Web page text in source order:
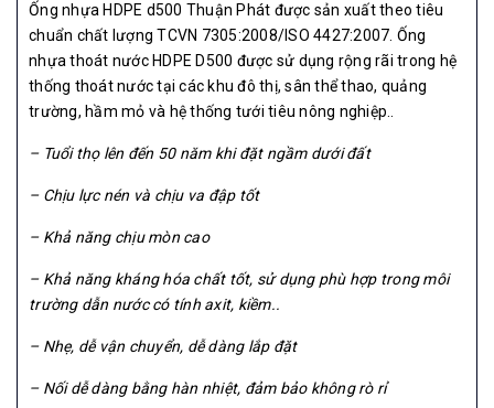
Ống nhựa HDPE d500 Thuận Phát được sản xuất theo tiêu
chuẩn chất lượng TCVN 7305:2008/ISO 4427:2007. Ống
nhựa thoát nước HDPE D500 được sử dụng rộng rãi trong hệ
thống thoát nước tại các khu đô thị, sân thể thao, quảng
trường, hầm mỏ và hệ thống tưới tiêu nông nghiệp..
– Tuổi thọ lên đến 50 năm khi đặt ngầm dưới đất
– Chịu lực nén và chịu va đập tốt
– Khả năng chịu mòn cao
– Khả năng kháng hóa chất tốt, sử dụng phù hợp trong môi
trường dẫn nước có tính axit, kiềm..
– Nhẹ, dễ vận chuyển, dễ dàng lắp đặt
– Nối dễ dàng bằng hàn nhiệt, đảm bảo không rò rỉ